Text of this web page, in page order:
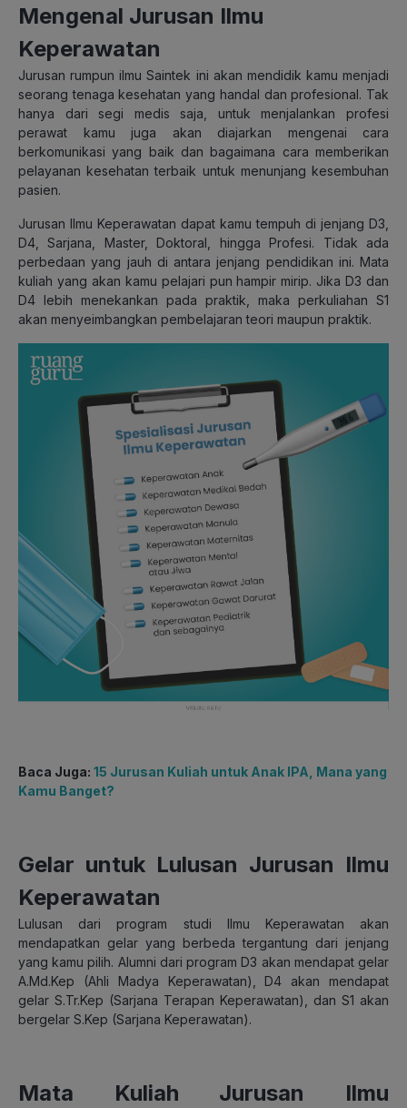
Mengenal Jurusan Ilmu
Keperawatan
Jurusan rumpun ilmu Saintek ini akan mendidik kamu menjadi
seorang tenaga kesehatan yang handal dan profesional. Tak
hanya dari segi medis saja, untuk menjalankan profesi
perawat kamu juga akan diajarkan mengenai cara
berkomunikasi yang baik dan bagaimana cara memberikan
pelayanan kesehatan terbaik untuk menunjang kesembuhan
pasien.
Jurusan Ilmu Keperawatan dapat kamu tempuh di jenjang D3,
D4, Sarjana, Master, Doktoral, hingga Profesi. Tidak ada
perbedaan yang jauh di antara jenjang pendidikan ini. Mata
kuliah yang akan kamu pelajari pun hampir mirip. Jika D3 dan
D4 lebih menekankan pada praktik, maka perkuliahan S1
akan menyeimbangkan pembelajaran teori maupun praktik.
Baca Juga: 15 Jurusan Kuliah untuk Anak IPA, Mana yang
Kamu Banget?
Gelar untuk Lulusan Jurusan Ilmu
Keperawatan
Lulusan dari program studi Ilmu Keperawatan akan
mendapatkan gelar yang berbeda tergantung dari jenjang
yang kamu pilih. Alumni dari program D3 akan mendapat gelar
A.Md.Kep (Ahli Madya Keperawatan), D4 akan mendapat
gelar S.Tr.Kep (Sarjana Terapan Keperawatan), dan S1 akan
bergelar S.Kep (Sarjana Keperawatan).
Mata Kuliah Jurusan Ilmu